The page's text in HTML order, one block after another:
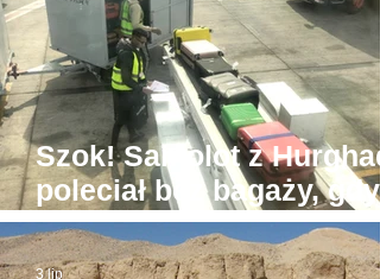
Szok! Samolot z
poleciał bez bagaży, gdyż
był... zbyt ciężki
3 lip